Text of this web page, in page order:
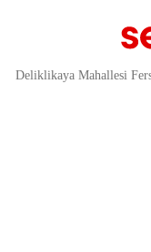
Deliklikaya Mahallesi